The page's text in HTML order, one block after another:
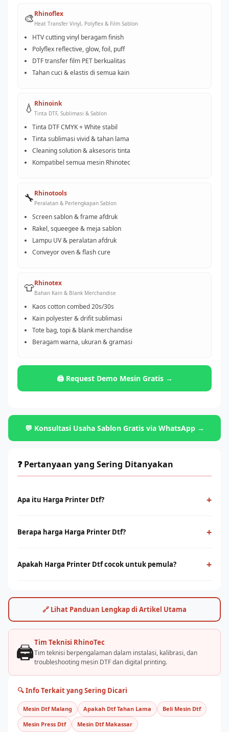
🎨Rhinoflex
Heat Transfer Vinyl, Polyflex & Film Sablon
HTV cutting vinyl beragam finish
Polyflex reflective, glow, foil, puff
DTF transfer film PET berkualitas
Tahan cuci & elastis di semua kain
💧 Rhinoink
Tinta DTF, Sublimasi & Sablon
Tinta DTF CMYK + White stabil
Tinta sublimasi vivid & tahan lama
Cleaning solution & aksesoris tinta
Kompatibel semua mesin Rhinotec
🔧Rhinotools
Peralatan & Perlengkapan Sablon
Screen sablon & frame afdruk
Rakel, squeegee & meja sablon
Lampu UV & peralatan afdruk
Conveyor oven & flash cure
👕Rhinotex
Bahan Kain & Blank Merchandise
Kaos cotton combed 20s/30s
Kain polyester & drifit sublimasi
Tote bag, topi & blank merchandise
Beragam warna, ukuran & gramasi
🖨️ Request Demo Mesin Gratis →
💬 Konsultasi Usaha Sablon Gratis via WhatsApp →
❓ Pertanyaan yang Sering Ditanyakan
Apa itu Harga Printer Dtf? +
menggunakan film PET sebagai media transfer ke berbagai
Berapa harga Harga Printer Dtf? +
head dan kapasitas produksi. Hubungi tim RhinoCare untuk
Apakah Harga Printer Dtf cocok untuk pemula? +
pelatihan yang tepat. Rhino Indonesia menyediakan training
dan pendampingan after-sales agar bisnis sablon Anda cepat
🔗 Lihat Panduan Lengkap di Artikel Utama
🖨️Tim Teknisi RhinoTec
Tim teknisi berpengalaman dalam instalasi, kalibrasi, dan
troubleshooting mesin DTF dan digital printing.
🔍 Info Terkait yang Sering Dicari
Mesin Dtf Malang Apakah Dtf Tahan Lama
Beli Mesin Dtf
Mesin Press Dtf
Mesin Dtf Makassar